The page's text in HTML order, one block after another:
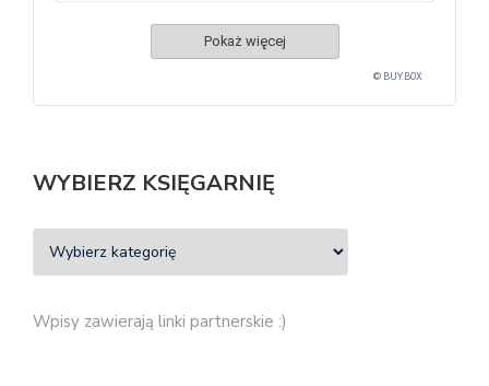
Pokaż więcej
© BUY.BOX
WYBIERZ KSIĘGARNIĘ
Wpisy zawierają linki partnerskie :)